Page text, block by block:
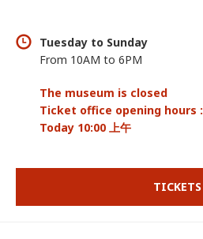
Tuesday to Sunday
From 10AM to 6PM
The museum is closed
Ticket office opening hours :
Today 10:00 上午
TICKETS